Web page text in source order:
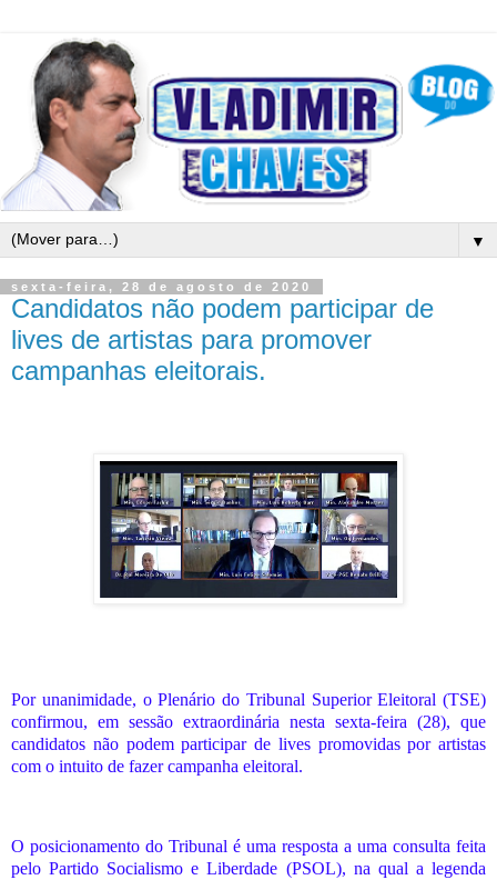
▼
sexta-feira, 28 de agosto de 2020
Candidatos não podem participar de
lives de artistas para promover
campanhas eleitorais.
Por unanimidade, o Plenário do Tribunal Superior Eleitoral (TSE)
confirmou, em sessão extraordinária nesta sexta-feira (28), que
candidatos não podem participar de lives promovidas por artistas
com o intuito de fazer campanha eleitoral.
O posicionamento do Tribunal é uma resposta a uma consulta feita
pelo Partido Socialismo e Liberdade (PSOL), na qual a legenda